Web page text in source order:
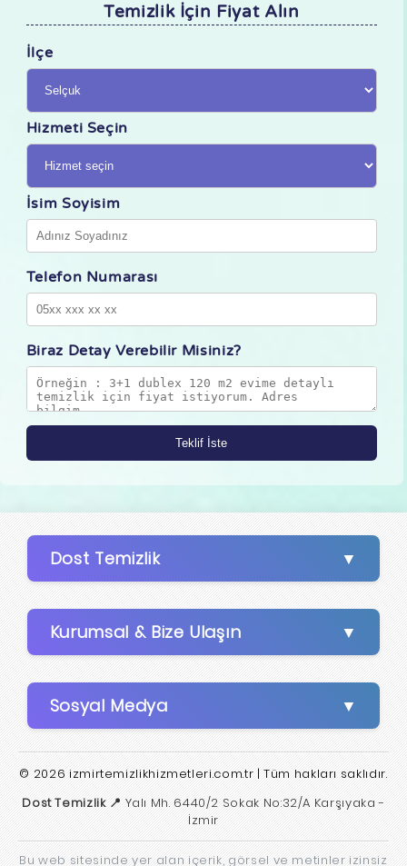
Temizlik İçin Fiyat Alın
İlçe
Hizmeti Seçin
İsim Soyisim
Telefon Numarası
Biraz Detay Verebilir Misiniz?
Dost Temizlik
Kurumsal & Bize Ulaşın
Sosyal Medya
© 2026 izmirtemizlikhizmetleri.com.tr | Tüm hakları saklıdır.
Dost Temizlik 📍 Yalı Mh. 6440/2 Sokak No:32/A Karşıyaka -
İzmir
Bu web sitesinde yer alan içerik, görsel ve metinler izinsiz